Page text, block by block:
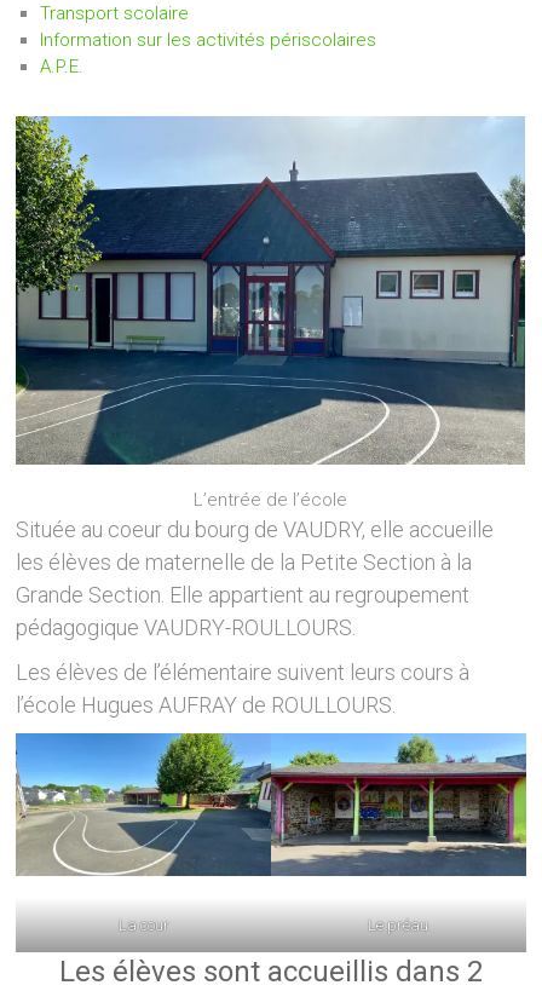
Transport scolaire
Information sur les activités périscolaires
A.P.E.
L’entrée de l’école
Située au coeur du bourg de VAUDRY, elle accueille
les élèves de maternelle de la Petite Section à la
Grande Section. Elle appartient au regroupement
pédagogique VAUDRY-ROULLOURS.
Les élèves de l’élémentaire suivent leurs cours à
l’école Hugues AUFRAY de ROULLOURS.
La cour Le préau
Les élèves sont accueillis dans 2